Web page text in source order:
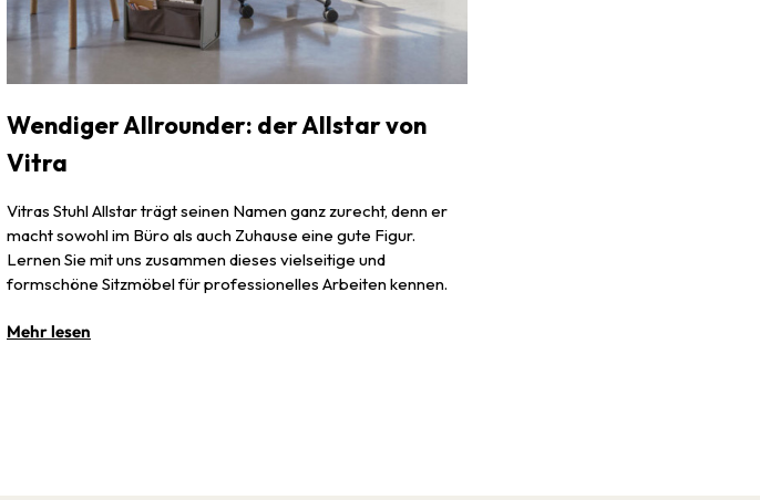
Wendiger Allrounder: der Allstar von
Vitra
Vitras Stuhl Allstar trägt seinen Namen ganz zurecht, denn er
macht sowohl im Büro als auch Zuhause eine gute Figur.
Lernen Sie mit uns zusammen dieses vielseitige und
formschöne Sitzmöbel für professionelles Arbeiten kennen.
Mehr lesen